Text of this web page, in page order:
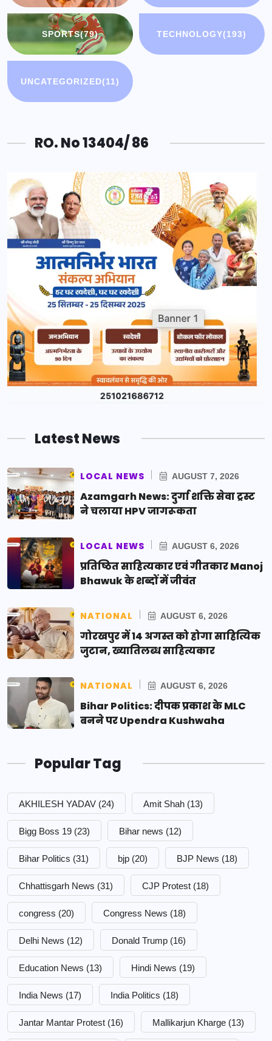
SPORTS(79) TECHNOLOGY(193)
UNCATEGORIZED(11)
RO. No 13404/ 86
Latest News
LOCAL NEWS AUGUST 7, 2026
Azamgarh News: दुर्गा शक्ति सेवा ट्रस्ट
ने चलाया HPV जागरूकता
LOCAL NEWS AUGUST 6, 2026
प्रतिष्ठित साहित्यकार एवं गीतकार Manoj
Bhawuk के शब्दों में जीवंत
NATIONAL AUGUST 6, 2026
गोरखपुर में 14 अगस्त को होगा साहित्यिक
जुटान, ख्यातिलब्ध साहित्यकार
NATIONAL AUGUST 6, 2026
Bihar Politics: दीपक प्रकाश के MLC
बनने पर Upendra Kushwaha
Popular Tag
AKHILESH YADAV (24) Amit Shah (13)
Bigg Boss 19 (23) Bihar news (12)
Bihar Politics (31) bjp (20) BJP News (18)
Chhattisgarh News (31) CJP Protest (18)
congress (20) Congress News (18)
Delhi News (12) Donald Trump (16)
Education News (13) Hindi News (19)
India News (17) India Politics (18)
Jantar Mantar Protest (16) Mallikarjun Kharge (13)